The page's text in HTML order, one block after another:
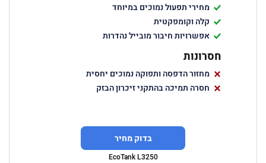
מחירי תפעול נמוכים במיוחד
קלה וקומפקטית
אפשרויות חיבור מובייל נהדרות
חסרונות
מחזור הדפסה ותפוקה נמוכים יחסית
חסרה תמיכה בהתקני זיכרון הבזק
בדוק מחיר
EcoTank L3250